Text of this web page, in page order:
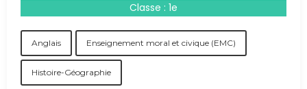
Classe : 1e
Anglais Enseignement moral et civique (EMC)
Histoire-Géographie